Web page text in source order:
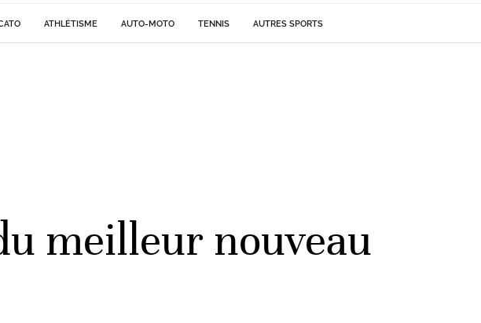
ATHLÉTISME AUTO-MOTO TENNIS AUTRES SPORTS
meilleur nouveau